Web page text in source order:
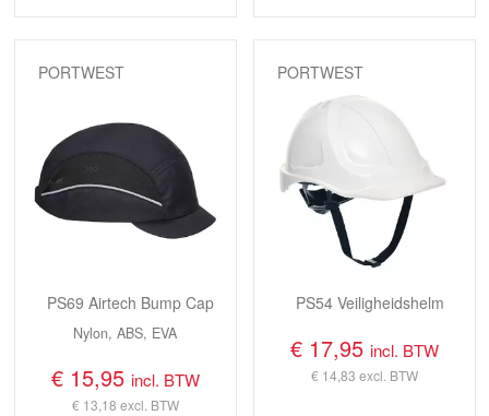
PORTWEST
PS69 Airtech Bump Cap
Nylon, ABS, EVA
€ 15,95 incl. BTW
€ 13,18 excl. BTW
PORTWEST
PS54 Veiligheidshelm
€ 17,95 incl. BTW
€ 14,83 excl. BTW